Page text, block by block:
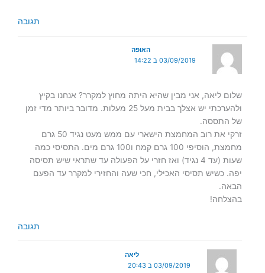
תגובה
האופה
03/09/2019 ב 14:22
שלום ליאה, אני מבין שהיא היתה מחוץ למקרר? אנחנו בקיץ
ולהערכתי יש אצלך בבית מעל 25 מעלות. מדובר ביותר מדי זמן
של התססה.
זרקי את רוב המחמצת הישארי עם ממש מעט נגיד 50 גרם
מחמצת, הוסיפי 100 גרם קמח ו100 גרם מים. התסיסי כמה
שעות (עד 4 נגיד) ואז חזרי על הפעולה עד שתראי שיש תסיסה
יפה. כשיש תסיסי האכילי, חכי שעה והחזירי למקרר עד הפעם
הבאה.
בהצלחה!
תגובה
ליאה
03/09/2019 ב 20:43